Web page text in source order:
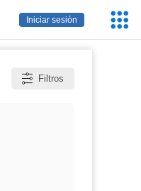
Iniciar sesión
Filtros